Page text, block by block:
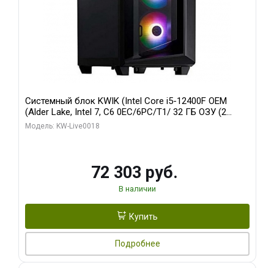
Системный блок KWIK (Intel Core i5-12400F OEM
(Alder Lake, Intel 7, C6 0EC/6PC/T1/ 32 ГБ ОЗУ (2
модуля)/ Ninja Sinotex GTX1660 SUPER 6GB GDDR6
Модель: KW-Live0018
72 303 руб.
В наличии
Купить
Подробнее